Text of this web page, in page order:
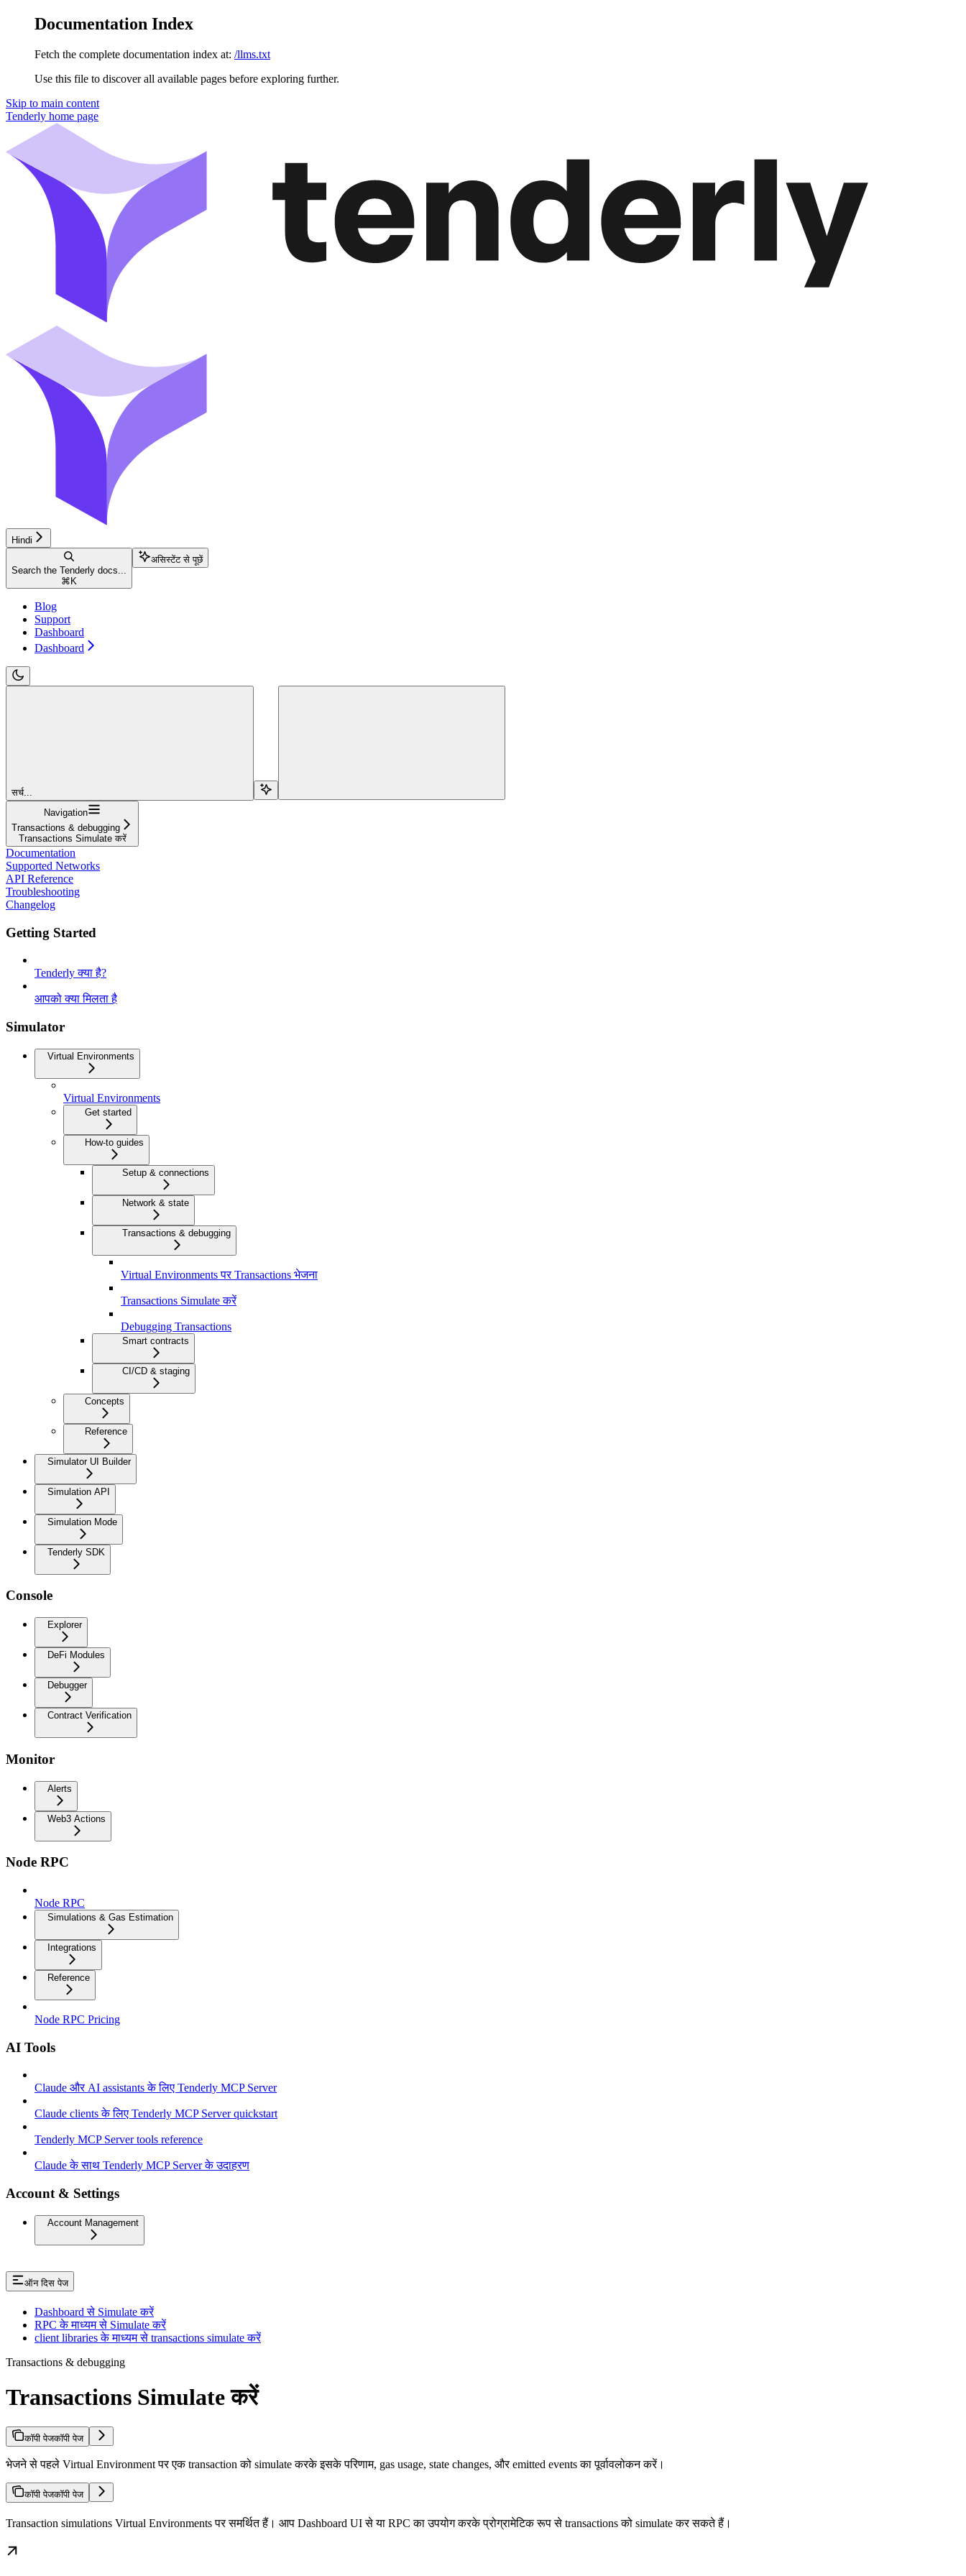
Documentation Index
Fetch the complete documentation index at: /llms.txt
Use this file to discover all available pages before exploring further.
Skip to main content
Tenderly home page
Hindi
Search the Tenderly docs...
⌘ K
असिस्टेंट से पूछें
Blog
Support
Dashboard
Dashboard
सर्च...
Navigation
Transactions & debugging
Transactions Simulate करें
Documentation
Supported Networks
API Reference
Troubleshooting
Changelog
Getting Started
Tenderly क्या है?
आपको क्या मिलता है
Simulator
Virtual Environments
Virtual Environments
Get started
How-to guides
Setup & connections
Network & state
Transactions & debugging
Virtual Environments पर Transactions भेजना
Transactions Simulate करें
Debugging Transactions
Smart contracts
CI/CD & staging
Concepts
Reference
Simulator UI Builder
Simulation API
Simulation Mode
Tenderly SDK
Console
Explorer
DeFi Modules
Debugger
Contract Verification
Monitor
Alerts
Web3 Actions
Node RPC
Node RPC
Simulations & Gas Estimation
Integrations
Reference
Node RPC Pricing
AI Tools
Claude और AI assistants के लिए Tenderly MCP Server
Claude clients के लिए Tenderly MCP Server quickstart
Tenderly MCP Server tools reference
Claude के साथ Tenderly MCP Server के उदाहरण
Account & Settings
Account Management
ऑन दिस पेज
Dashboard से Simulate करें
RPC के माध्यम से Simulate करें
client libraries के माध्यम से transactions simulate करें
Transactions & debugging
Transactions Simulate करें
कॉपी पेजकॉपी पेज
भेजने से पहले Virtual Environment पर एक transaction को simulate करके इसके परिणाम, gas usage, state changes, और emitted events का पूर्वावलोकन करें।
कॉपी पेजकॉपी पेज
Transaction simulations Virtual Environments पर समर्थित हैं। आप Dashboard UI से या RPC का उपयोग करके प्रोग्रामेटिक रूप से transactions को simulate कर सकते हैं।